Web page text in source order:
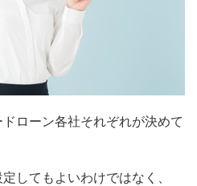
ローン各社それぞれが決めて
してもよいわけではなく、